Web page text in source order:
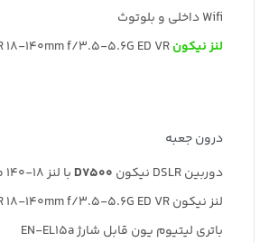
Wifi داخلی و بلوتوث
لنز نیکون
درون جعبه
دوربین DSLR نیکون
D7500 با لنز 18-140 میلی‌متری
لنز نیکون AF-S DX NIKKOR 18-140mm f/3.5-5.6G ED VR
باتری لیتیوم یون قابل شارژ EN-EL15a